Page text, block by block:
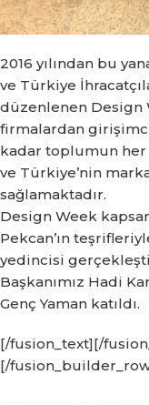
2016 yılından bu
ve Türkiye
düzenlenen Design
firmalardan
kadar toplumun her
ve Türkiye’nin
sağlamaktadır.
Design Week
Pekcan’ın
yedincisi
Başkanımız Hadi
Genç Yaman katıldı.
[/fusion_text][/
[/